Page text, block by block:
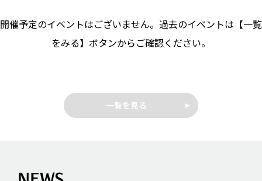
開催予定のイベントはございません。過去のイベントは【一覧
をみる】ボタンからご確認ください。
一覧を見る